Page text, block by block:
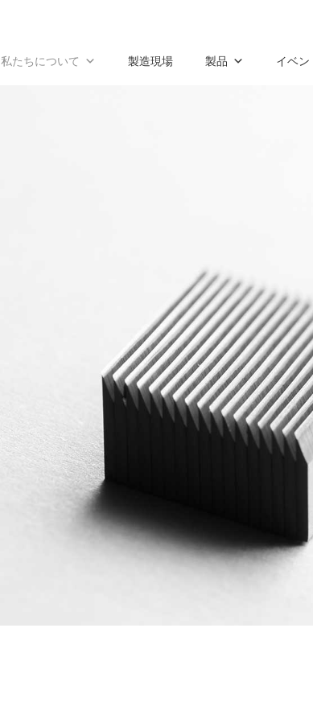
私たちについて 製造現場 製品 イベン